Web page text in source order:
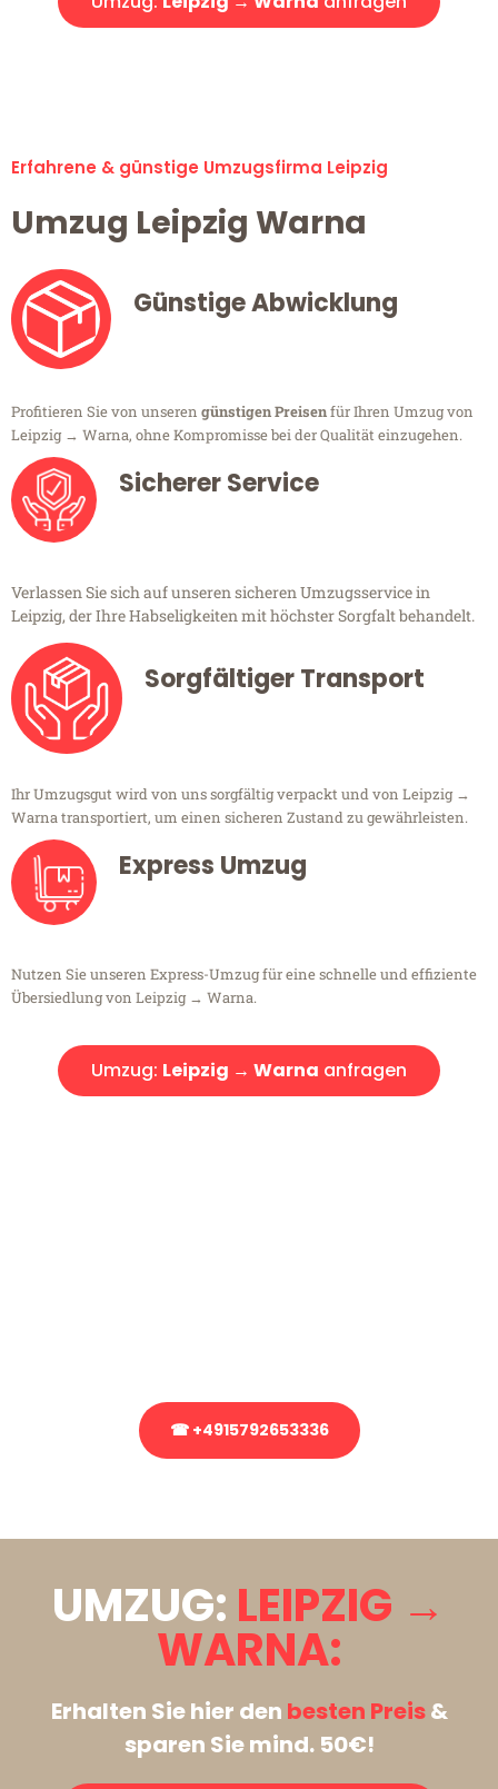
Erfahrene & günstige Umzugsfirma Leipzig
Umzug Leipzig Warna
Günstige Abwicklung
Profitieren Sie von unseren günstigen Preisenfür Ihren Umzug von
Leipzig → Warna, ohne Kompromisse bei der Qualität einzugehen.
Sicherer Service
Verlassen Sie sich auf unseren sicheren Umzugsservice in
Leipzig, der Ihre Habseligkeiten mit höchster Sorgfalt behandelt.
Sorgfältiger Transport
Ihr Umzugsgut wird von uns sorgfältig verpackt und von Leipzig →
Warna transportiert, um einen sicheren Zustand zu gewährleisten.
Express Umzug
Nutzen Sie unseren Express-Umzug für eine schnelle und effiziente
Übersiedlung von Leipzig → Warna.
Umzug: Leipzig → Warna anfragen
☎ +4915792653336
UMZUG: LEIPZIG →
WARNA:
Erhalten Sie hier den besten Preis&
sparen Sie mind. 50€!